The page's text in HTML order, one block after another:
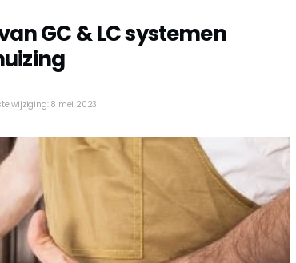
GC & LC systemen
wijziging: 8 mei 2023